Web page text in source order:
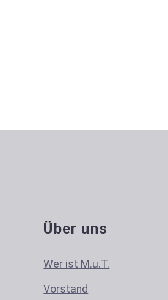
Über uns
Wer ist M.u.T.
Vorstand